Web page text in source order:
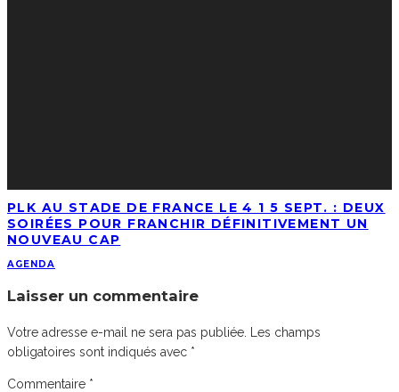
PLK AU STADE DE FRANCE LE 4 1 5 SEPT. : DEUX
SOIRÉES POUR FRANCHIR DÉFINITIVEMENT UN
NOUVEAU CAP
AGENDA
Laisser un commentaire
Votre adresse e-mail ne sera pas publiée. Les champs
obligatoires sont indiqués avec *
Commentaire *